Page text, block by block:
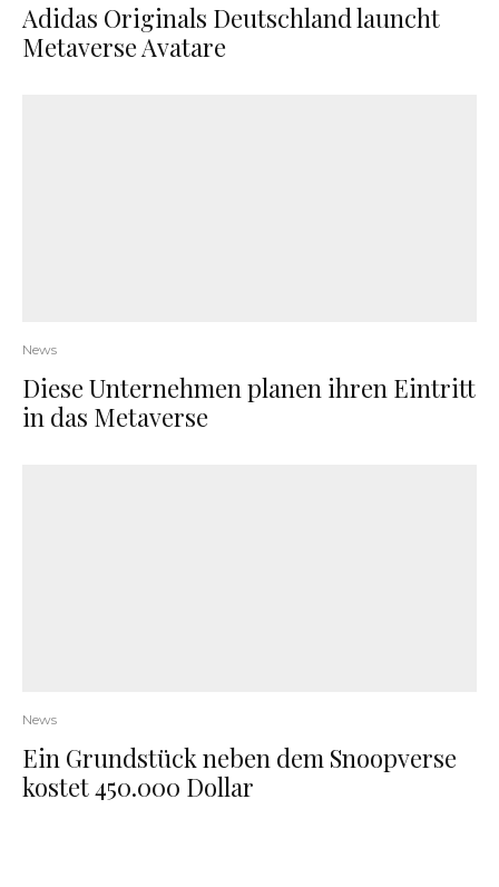
Adidas Originals Deutschland launcht
Metaverse Avatare
News
Diese Unternehmen planen ihren Eintritt
in das Metaverse
News
Ein Grundstück neben dem Snoopverse
kostet 450.000 Dollar